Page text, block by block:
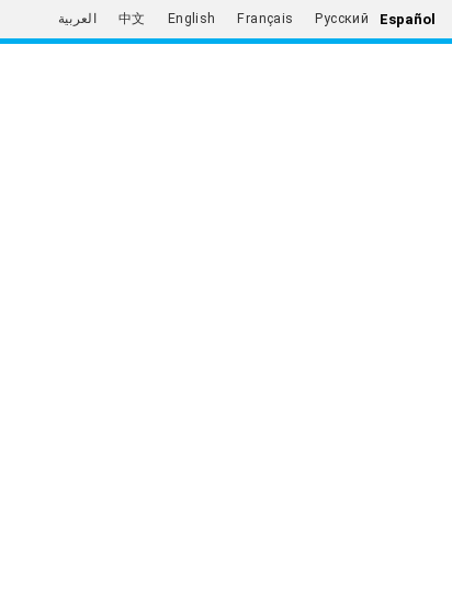
العربية 中文 English Français Русский Español